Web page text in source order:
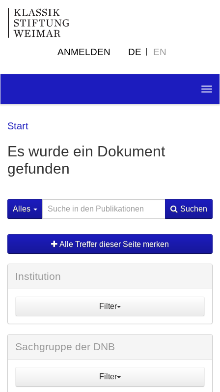
ANMELDEN DE EN
Start
Es wurde ein Dokument
gefunden
Alles Suchen
Alle Treffer dieser Seite merken
Institution
Filter
Sachgruppe der DNB
Filter